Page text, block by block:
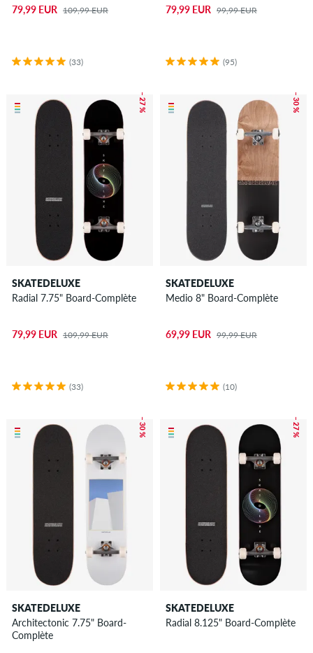
79,99 EUR 109,99 EUR
(33)
79,99 EUR 99,99 EUR
(95)
– 27 %
SKATEDELUXE
Radial 7.75" Board-Complète
79,99 EUR 109,99 EUR
(33)
– 30 %
SKATEDELUXE
Medio 8" Board-Complète
69,99 EUR 99,99 EUR
(10)
– 30 %
SKATEDELUXE
Architectonic 7.75" Board-
Complète
– 27 %
SKATEDELUXE
Radial 8.125" Board-Complète